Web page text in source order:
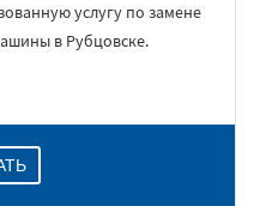
услугу по замене
в Рубцовске.